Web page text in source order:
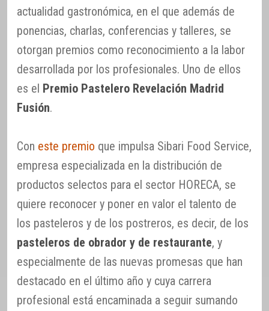
actualidad gastronómica, en el que además de
ponencias, charlas, conferencias y talleres, se
otorgan premios como reconocimiento a la labor
desarrollada por los profesionales. Uno de ellos
es el Premio Pastelero Revelación Madrid
Fusión.
Con este premio que impulsa Sibari Food Service,
empresa especializada en la distribución de
productos selectos para el sector HORECA, se
quiere reconocer y poner en valor el talento de
los pasteleros y de los postreros, es decir, de los
pasteleros de obrador y de restaurante, y
especialmente de las nuevas promesas que han
destacado en el último año y cuya carrera
profesional está encaminada a seguir sumando